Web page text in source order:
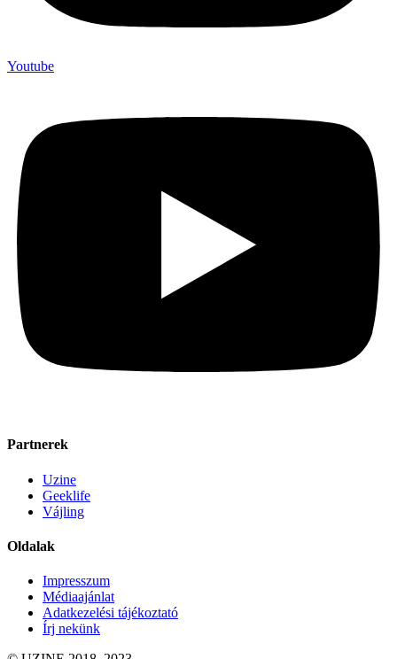
Youtube
Partnerek
Uzine
Geeklife
Vájling
Oldalak
Impresszum
Médiaajánlat
Adatkezelési tájékoztató
Írj nekünk